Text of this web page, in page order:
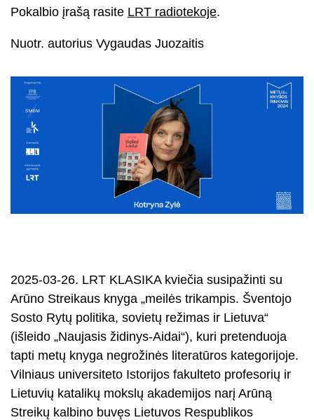
Pokalbio įrašą rasite LRT radiotekoje.
Nuotr. autorius Vygaudas Juozaitis
2025-03-26. LRT KLASIKA kviečia susipažinti su
Arūno Streikaus knyga „meilės trikampis. Šventojo
Sosto Rytų politika, sovietų režimas ir Lietuva“
(išleido „Naujasis židinys-Aidai“), kuri pretenduoja
tapti metų knyga negrožinės literatūros kategorijoje.
Vilniaus universiteto Istorijos fakulteto profesorių ir
Lietuvių katalikų mokslų akademijos narį Arūną
Streikų kalbino buvęs Lietuvos Respublikos